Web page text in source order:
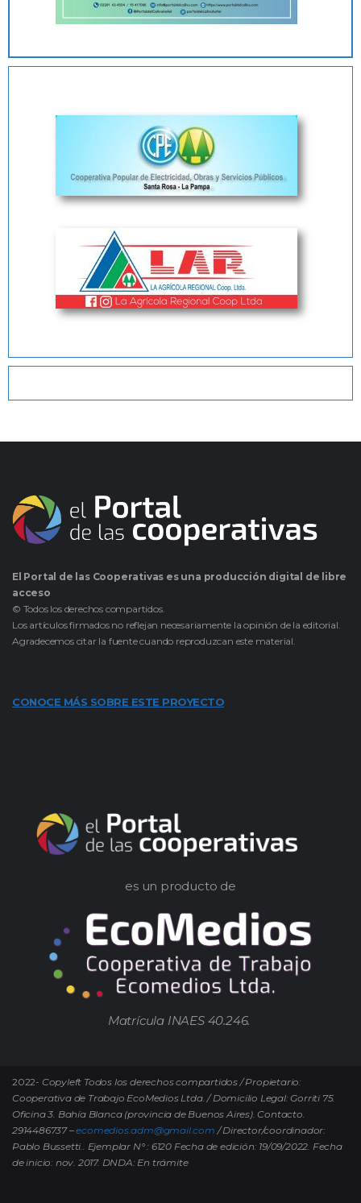
El Portal de las Cooperativas es una producción digital de libre
acceso
© Todos los derechos compartidos.
Los artículos firmados no reflejan necesariamente la opinión de la editorial.
Agradecemos citar la fuente cuando reproduzcan este material.
CONOCE MÁS SOBRE ESTE PROYECTO
es un producto de
Matrícula INAES 40.246.
2022- Copyleft Todos los derechos compartidos / Propietario:
Cooperativa de Trabajo EcoMedios Ltda. / Domicilio Legal: Gorriti 75.
Oficina 3. Bahía Blanca (provincia de Buenos Aires). Contacto.
2914486737 –ecomedios.adm@gmail.com / Director/coordinador:
Pablo Bussetti.. Ejemplar N° : 6120 Fecha de edición: 19/09/2022. Fecha
de inicio: nov. 2017. DNDA: En trámite